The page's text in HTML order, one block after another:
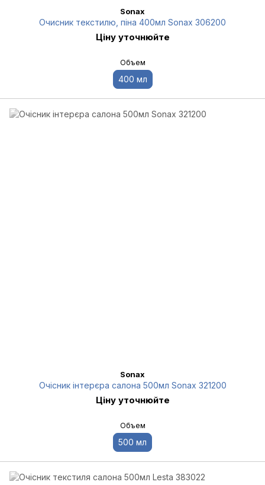
Sonax
Очисник текстилю, піна 400мл Sonax 306200
Ціну уточнюйте
Объем
400 мл
Sonax
Очісник інтерєра салона 500мл Sonax 321200
Ціну уточнюйте
Объем
500 мл